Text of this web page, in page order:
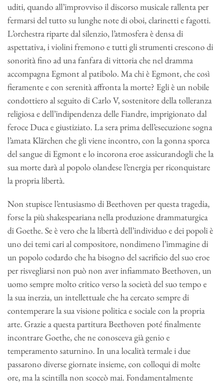
uditi, quando all’improvviso il discorso musicale rallenta per
fermarsi del tutto su lunghe note di oboi, clarinetti e fagotti.
L’orchestra riparte dal silenzio, l’atmosfera è densa di
aspettativa, i violini fremono e tutti gli strumenti crescono di
sonorità fino ad una fanfara di vittoria che nel dramma
accompagna Egmont al patibolo. Ma chi è Egmont, che così
fieramente e con serenità affronta la morte? Egli è un nobile
condottiero al seguito di Carlo V, sostenitore della tolleranza
religiosa e dell’indipendenza delle Fiandre, imprigionato dal
feroce Duca e giustiziato. La sera prima dell’esecuzione sogna
l’amata Klärchen che gli viene incontro, con la gonna sporca
del sangue di Egmont e lo incorona eroe assicurandogli che la
sua morte darà al popolo olandese l’energia per riconquistare
la propria libertà.
Non stupisce l’entusiasmo di Beethoven per questa tragedia,
forse la più shakespeariana nella produzione drammaturgica
di Goethe. Se è vero che la libertà dell’individuo e dei popoli è
uno dei temi cari al compositore, nondimeno l’immagine di
un popolo codardo che ha bisogno del sacrificio del suo eroe
per risvegliarsi non può non aver infiammato Beethoven, un
uomo sempre molto critico verso la società del suo tempo e
la sua inerzia, un intellettuale che ha cercato sempre di
contemperare la sua visione politica e sociale con la propria
arte. Grazie a questa partitura Beethoven poté finalmente
incontrare Goethe, che ne conosceva già genio e
temperamento saturnino. In una località termale i due
passarono diverse giornate insieme, con colloqui di molte
ore, ma la scintilla non scoccò mai. Fondamentalmente